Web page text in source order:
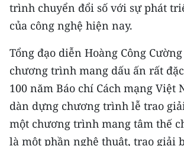
trình chuyển đổi số với sự phát
của công nghệ hiện nay.
Tổng đạo diễn Hoàng Công
chương trình mang dấu ấn rất
100 năm Báo chí Cách mạng Việt
dàn dựng chương trình lễ trao
một chương trình mang tâm thế
là một phần nghệ thuật, trao giải